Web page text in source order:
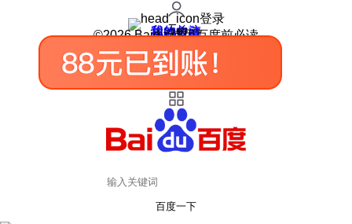
登录
我的关注
我的收藏
皮肤中心
用户反馈
设置
©2026 Baidu 使用百度前必读
百度一下